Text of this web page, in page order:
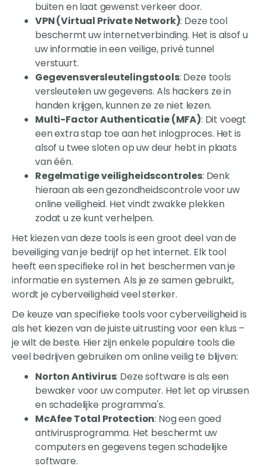
buiten en laat gewenst verkeer door.
VPN (Virtual Private Network): Deze tool
beschermt uw internetverbinding. Het is alsof u
uw informatie in een veilige, privé tunnel
verstuurt.
Gegevensversleutelingstools: Deze tools
versleutelen uw gegevens. Als hackers ze in
handen krijgen, kunnen ze ze niet lezen.
Multi-Factor Authenticatie (MFA): Dit voegt
een extra stap toe aan het inlogproces. Het is
alsof u twee sloten op uw deur hebt in plaats
van één.
Regelmatige veiligheidscontroles: Denk
hieraan als een gezondheidscontrole voor uw
online veiligheid. Het vindt zwakke plekken
zodat u ze kunt verhelpen.
Het kiezen van deze tools is een groot deel van de
beveiliging van je bedrijf op het internet. Elk tool
heeft een specifieke rol in het beschermen van je
informatie en systemen. Als je ze samen gebruikt,
wordt je cyberveiligheid veel sterker.
De keuze van specifieke tools voor cyberveiligheid is
als het kiezen van de juiste uitrusting voor een klus –
je wilt de beste. Hier zijn enkele populaire tools die
veel bedrijven gebruiken om online veilig te blijven:
Norton Antivirus: Deze software is als een
bewaker voor uw computer. Het let op virussen
en schadelijke programma's.
McAfee Total Protection: Nog een goed
antivirusprogramma. Het beschermt uw
computers en gegevens tegen schadelijke
software.